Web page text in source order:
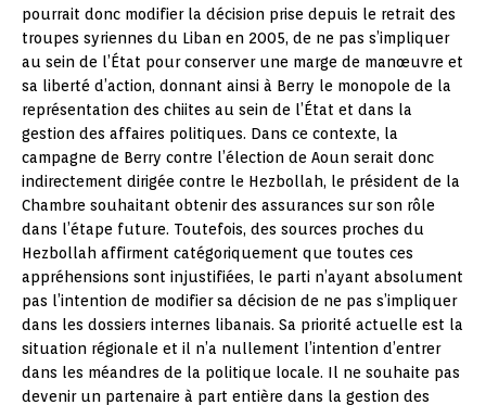
pourrait donc modifier la décision prise depuis le retrait des
troupes syriennes du Liban en 2005, de ne pas s’impliquer
au sein de l’État pour conserver une marge de manœuvre et
sa liberté d’action, donnant ainsi à Berry le monopole de la
représentation des chiites au sein de l’État et dans la
gestion des affaires politiques. Dans ce contexte, la
campagne de Berry contre l’élection de Aoun serait donc
indirectement dirigée contre le Hezbollah, le président de la
Chambre souhaitant obtenir des assurances sur son rôle
dans l’étape future. Toutefois, des sources proches du
Hezbollah affirment catégoriquement que toutes ces
appréhensions sont injustifiées, le parti n’ayant absolument
pas l’intention de modifier sa décision de ne pas s’impliquer
dans les dossiers internes libanais. Sa priorité actuelle est la
situation régionale et il n’a nullement l’intention d’entrer
dans les méandres de la politique locale. Il ne souhaite pas
devenir un partenaire à part entière dans la gestion des